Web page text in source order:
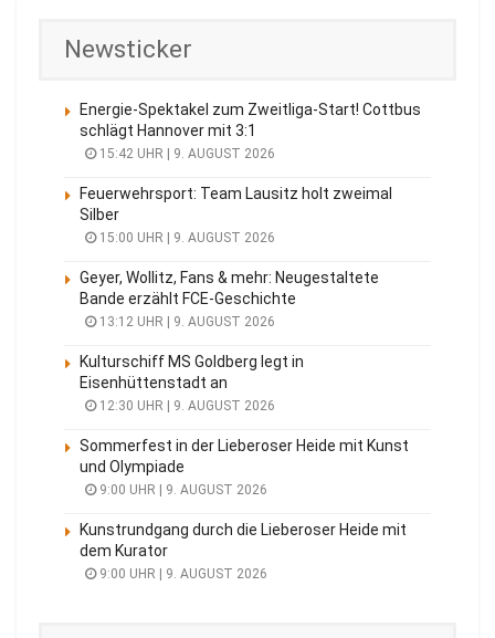
Newsticker
Energie-Spektakel zum Zweitliga-Start! Cottbus
schlägt Hannover mit 3:1
15:42 UHR | 9. AUGUST 2026
Feuerwehrsport: Team Lausitz holt zweimal
Silber
15:00 UHR | 9. AUGUST 2026
Geyer, Wollitz, Fans & mehr: Neugestaltete
Bande erzählt FCE-Geschichte
13:12 UHR | 9. AUGUST 2026
Kulturschiff MS Goldberg legt in
Eisenhüttenstadt an
12:30 UHR | 9. AUGUST 2026
Sommerfest in der Lieberoser Heide mit Kunst
und Olympiade
9:00 UHR | 9. AUGUST 2026
Kunstrundgang durch die Lieberoser Heide mit
dem Kurator
9:00 UHR | 9. AUGUST 2026